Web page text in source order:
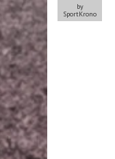
by
SportKrono